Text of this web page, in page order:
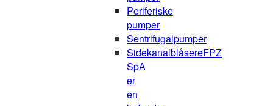
Periferiske
pumper
Sentrifugalpumper
SidekanalblåsereFPZ
SpA
er
en